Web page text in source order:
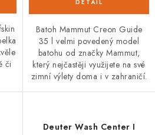
či
Batoh Mammut Creon Guide
35 l velmi povedený model
batohu od značky Mammut,
který nejčastěji využijete na své
zimní výlety doma i v zahraničí.
Deuter Wash Center I